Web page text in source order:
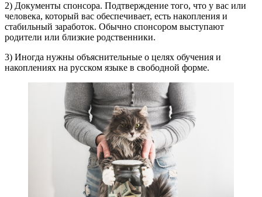
2) Документы спонсора. Подтверждение того, что у вас или
человека, который вас обеспечивает, есть накопления и
стабильный заработок. Обычно спонсором выступают
родители или близкие родственники.
3) Иногда нужны объяснительные о целях обучения и
накоплениях на русском языке в свободной форме.